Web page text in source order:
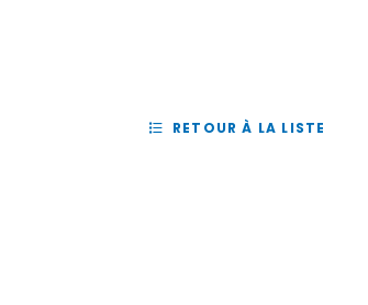
RETOUR À LA LISTE